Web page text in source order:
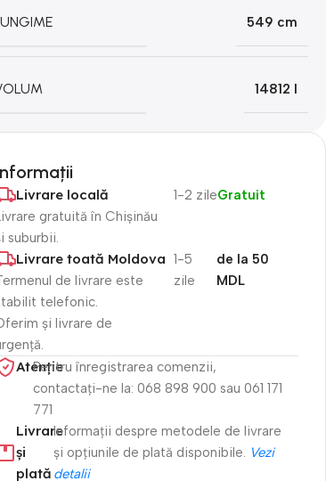
549 cm
14812 l
Livrare locală
gratuită în Chișinău
suburbii.
1-2 zileGratuit
Livrare toată Moldova
de livrare este
telefonic.
și livrare de
1-5
zile
de la 50
MDL
Atenție​
Pentru înregistrarea comenzii,
contactați-ne la: 068 898 900 sau 061 171
771
Livrare
și
plată
Informații despre metodele de livrare
și opțiunile de plată disponibile.
Vezi
detalii